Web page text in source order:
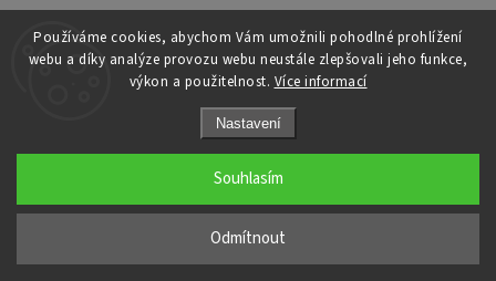
Používáme cookies, abychom Vám umožnili pohodlné prohlížení
webu a díky analýze provozu webu neustále zlepšovali jeho funkce,
výkon a použitelnost. Více informací
Nastavení
Odmítnout
Souhlasím
Copyright 2026Ivanyk Home. Všechna práva vyhrazena.
Grafický návrh vytvořil a nakódoval Shoptak.cz